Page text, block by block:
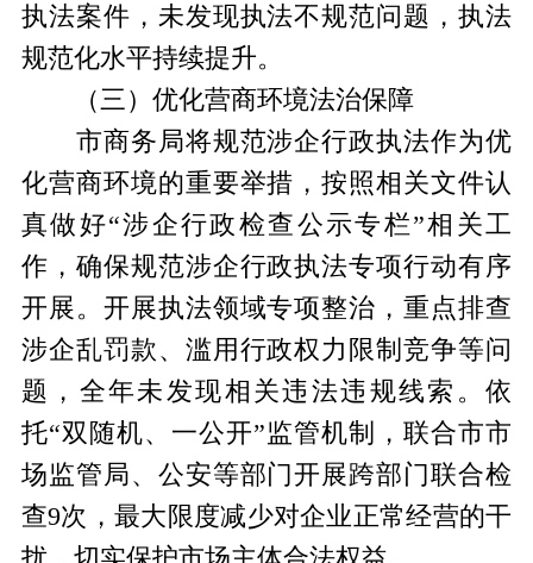
执法案件，未发现执法不规范问题，执法
规范化水平持续提升。
（三）优化营商环境法治保障
市商务局将规范涉企行政执法作为优
化营商环境的重要举措，按照相关文件认
真做好“涉企行政检查公示专栏”相关工
作，确保规范涉企行政执法专项行动有序
开展。开展执法领域专项整治，重点排查
涉企乱罚款、滥用行政权力限制竞争等问
题，全年未发现相关违法违规线索。依
托“双随机、一公开”监管机制，联合市市
场监管局、公安等部门开展跨部门联合检
查9次，最大限度减少对企业正常经营的干